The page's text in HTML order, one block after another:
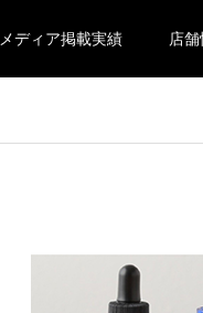
メディア掲載実績 店